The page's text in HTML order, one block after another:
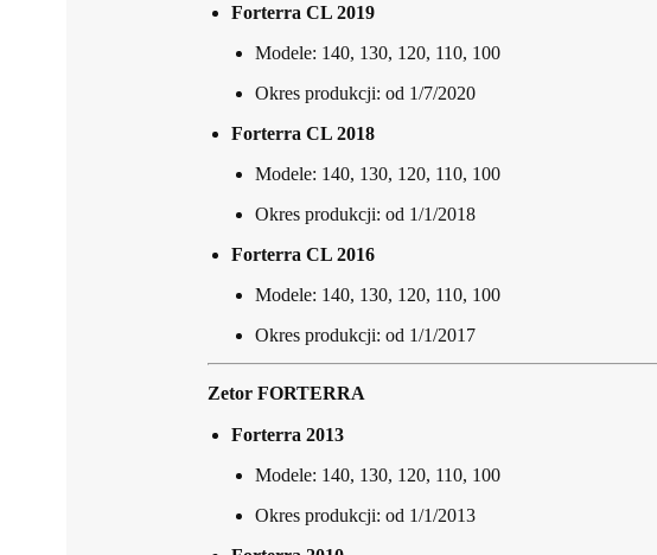
Forterra CL 2019
Modele: 140, 130, 120, 110, 100
Okres produkcji: od 1/7/2020
Forterra CL 2018
Modele: 140, 130, 120, 110, 100
Okres produkcji: od 1/1/2018
Forterra CL 2016
Modele: 140, 130, 120, 110, 100
Okres produkcji: od 1/1/2017
Zetor FORTERRA
Forterra 2013
Modele: 140, 130, 120, 110, 100
Okres produkcji: od 1/1/2013